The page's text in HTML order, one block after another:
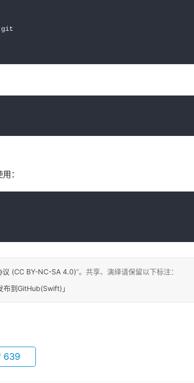
：
(CC BY-NC-SA 4.0)”。共享、演绎请保留以下标注：
布到GitHub(Swift)」
639